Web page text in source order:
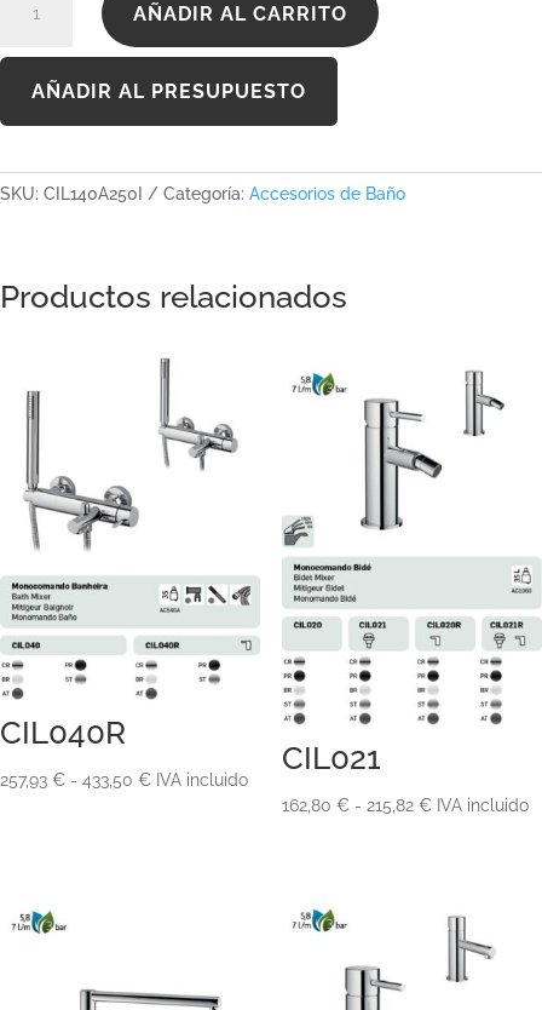
cantidad
AÑADIR AL CARRITO
AÑADIR AL PRESUPUESTO
SKU: CIL140A250I Categoría: Accesorios de Baño
Productos relacionados
CIL040R
257,93 € - 433,50 €Rango
IVA incluido
CIL021
162,80 € - 215,82 €Rango
162,80 €
IVA incluido